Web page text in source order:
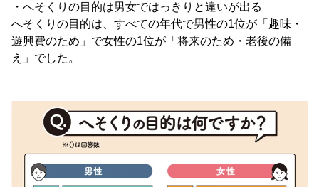
・へそくりの目的は男女ではっきりと違いが出る
へそくりの目的は、すべての年代で男性の1位が「趣味・
遊興費のため」で女性の1位が「将来のため・老後の備
え」でした。